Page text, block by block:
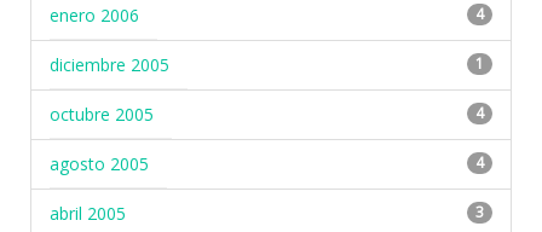
enero 2006 4
diciembre 2005 1
octubre 2005 4
agosto 2005 4
abril 2005 3